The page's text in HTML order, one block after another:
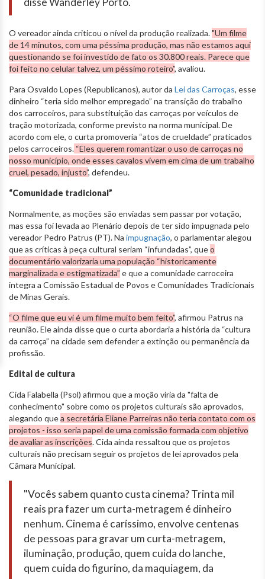
O vereador ainda criticou o nível da produção realizada."Um filme
de 14 minutos, com uma péssima produção, mas não estamos aqui
questionando se foi investido de fato os 30.800 reais. Parece que
foi feito no celular talvez, um péssimo roteiro”, avaliou.
Para Osvaldo Lopes (Republicanos), autor da Lei das Carroças, esse
dinheiro “teria sido melhor empregado” na transição do trabalho
dos carroceiros, para substituição das carroças por veículos de
tração motorizada, conforme previsto na norma municipal. De
acordo com ele, o curta promoveria “atos de crueldade” praticados
pelos carroceiros. “Eles querem romantizar o uso de carroças no
nosso município, onde esses cavalos vivem em cima de um trabalho
cruel, pesado, injusto”, defendeu.
“Comunidade tradicional”
Normalmente, as moções são enviadas sem passar por votação,
mas essa foi levada ao Plenário depois de ter sido impugnada pelo
vereador Pedro Patrus (PT). Na impugnação, o parlamentar alegou
que as críticas à peça cultural seriam “infundadas”, queo
documentário valorizaria uma população “historicamente
marginalizada e estigmatizada” e que a comunidade carroceira
integra a Comissão Estadual de Povos e Comunidades Tradicionais
de Minas Gerais.
“O filme que eu vi é um filme muito bem feito”, afirmou Patrus na
reunião. Ele ainda disse que o curta abordaria a história da “cultura
da carroça” na cidade sem defender a extinção ou permanência da
profissão.
Edital de cultura
Cida Falabella (Psol) afirmou que a moção viria da "falta de
conhecimento" sobre como os projetos culturais são aprovados,
alegando quea secretária Eliane Parreiras não teria contato com os
projetos - isso seria papel de uma comissão formada com objetivo
de avaliar as inscrições. Cida ainda ressaltou que os projetos
culturais não precisam seguir os projetos de lei aprovados pela
Câmara Municipal.
"Vocês sabem quanto custa cinema? Trinta mil
reais pra fazer um curta-metragem é dinheiro
nenhum. Cinema é caríssimo, envolve centenas
de pessoas para gravar um curta-metragem,
iluminação, produção, quem cuida do lanche,
quem cuida do figurino, da maquiagem, da